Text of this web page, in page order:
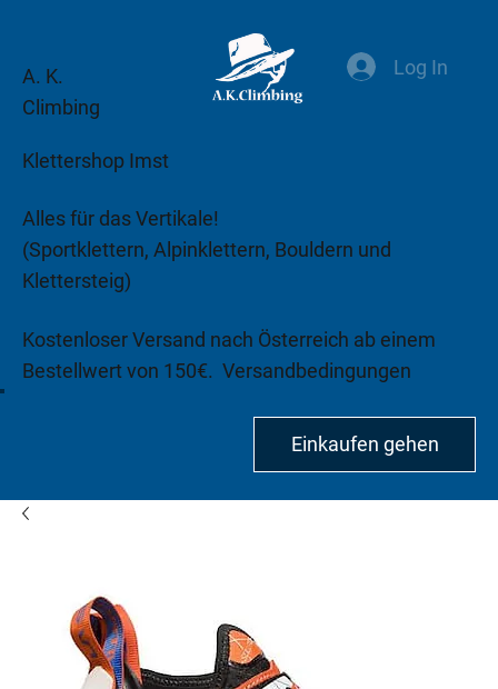
A. K.
Climbing
Klettershop Imst
Alles für das Vertikale!
(Sportklettern, Alpinklettern, Bouldern und
Klettersteig)
Kostenloser Versand nach Österreich ab einem
Bestellwert von 150€. Versandbedingungen
Log In
Einkaufen gehen